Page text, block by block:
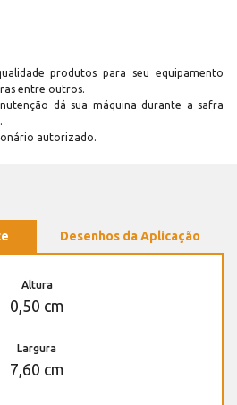
produtos para seu equipamento
entre outros.
dá sua máquina durante a safra
autorizado.
Desenhos da Aplicação
Altura
0,50 cm
Largura
7,60 cm